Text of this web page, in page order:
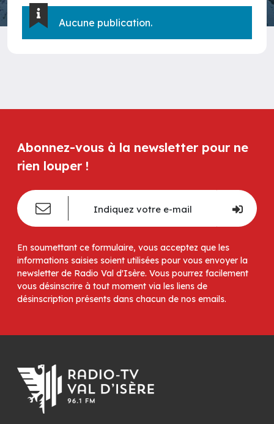
Aucune publication.
Abonnez-vous à la newsletter pour ne
rien louper !
En soumettant ce formulaire, vous acceptez que les
informations saisies soient utilisées pour vous envoyer la
newsletter de Radio Val d'Isère. Vous pourrez facilement
vous désinscrire à tout moment via les liens de
désinscription présents dans chacun de nos emails.